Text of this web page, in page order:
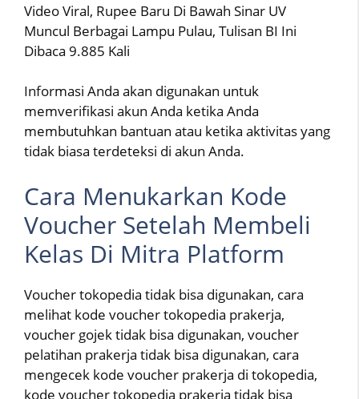
Video Viral, Rupee Baru Di Bawah Sinar UV
Muncul Berbagai Lampu Pulau, Tulisan BI Ini
Dibaca 9.885 Kali
Informasi Anda akan digunakan untuk
memverifikasi akun Anda ketika Anda
membutuhkan bantuan atau ketika aktivitas yang
tidak biasa terdeteksi di akun Anda.
Cara Menukarkan Kode
Voucher Setelah Membeli
Kelas Di Mitra Platform
Voucher tokopedia tidak bisa digunakan, cara
melihat kode voucher tokopedia prakerja,
voucher gojek tidak bisa digunakan, voucher
pelatihan prakerja tidak bisa digunakan, cara
mengecek kode voucher prakerja di tokopedia,
kode voucher tokopedia prakerja tidak bisa